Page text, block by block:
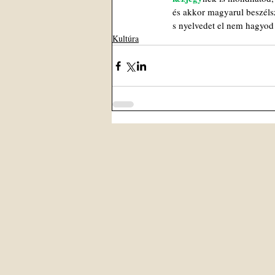
és akkor magyarul
s nyelvedet el nem
Kultúra